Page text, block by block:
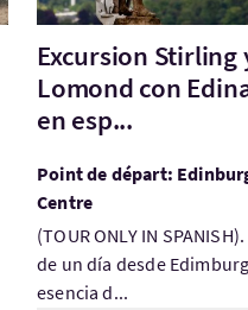
Excursion Stirling
Lomond con
en esp...
Point de départ:
Centre
(TOUR ONLY IN
de un día desde
esencia d...